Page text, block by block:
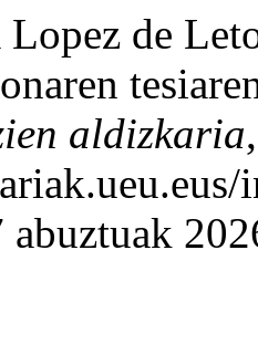
Lopez de
aldizkaria
abuztuak